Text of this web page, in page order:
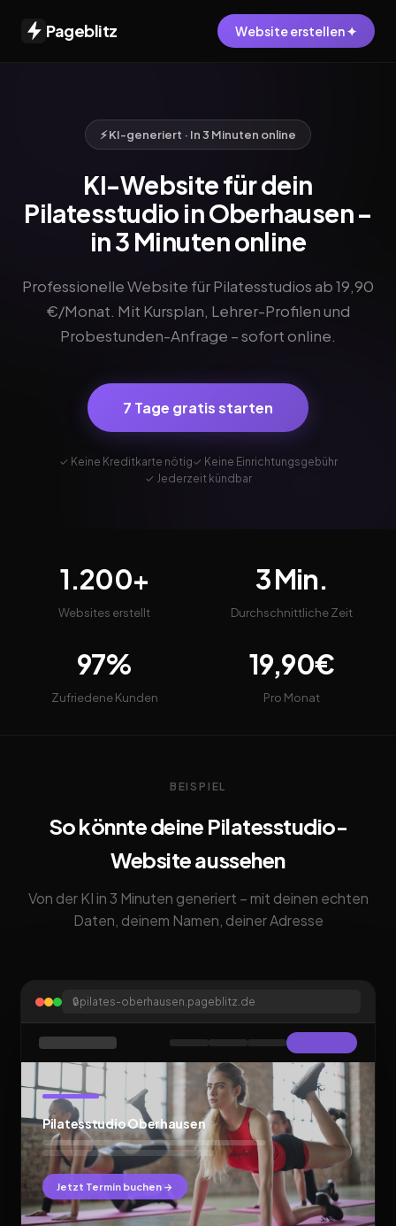
Pageblitz Website erstellen ✦
⚡ KI-generiert · In 3 Minuten online
KI-Website für dein
Pilatesstudio in Oberhausen –
in 3 Minuten online
Professionelle Website für Pilatesstudios ab 19,90
€/Monat. Mit Kursplan, Lehrer-Profilen und
Probestunden-Anfrage – sofort online.
7 Tage gratis starten
✓ Keine Kreditkarte nötig✓ Keine Einrichtungsgebühr
✓ Jederzeit kündbar
1.200+
Websites erstellt
3 Min.
Durchschnittliche Zeit
97%
Zufriedene Kunden
19,90€
Pro Monat
BEISPIEL
So könnte deine Pilatesstudio-
Website aussehen
Von der KI in 3 Minuten generiert – mit deinen echten
Daten, deinem Namen, deiner Adresse
🔒pilates-oberhausen.pageblitz.de
Pilatesstudio Oberhausen
Jetzt Termin buchen →